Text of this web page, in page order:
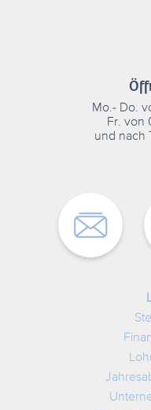
Mo.- Do.
Fr. von
und nach